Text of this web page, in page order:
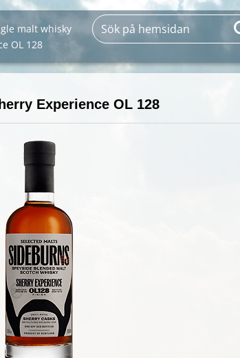
malt whisky
OL 128
Experience OL 128